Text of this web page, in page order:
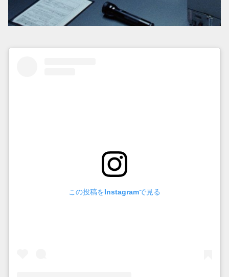
この投稿をInstagramで見る